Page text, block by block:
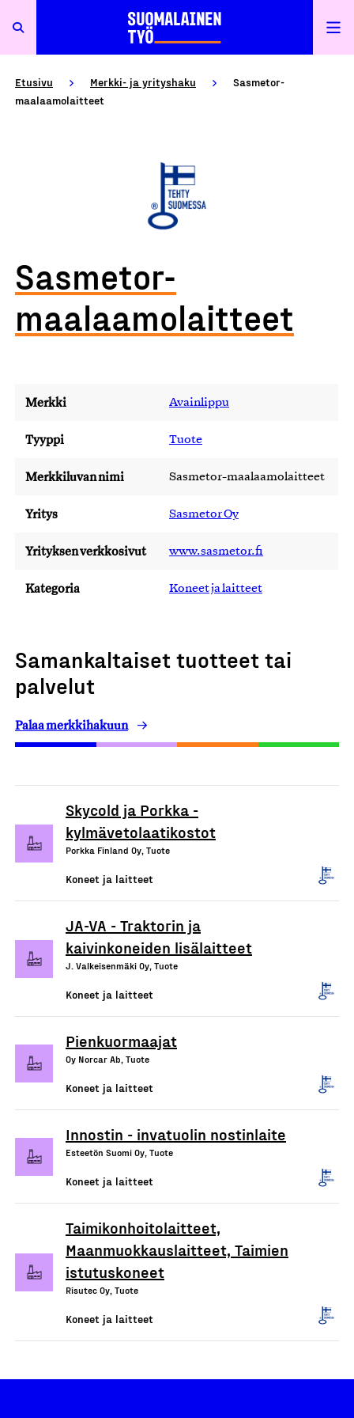
Etusivu Merkki- ja yrityshaku
Sasmetor-
maalaamolaitteet
Sasmetor-
maalaamolaitteet
Merkki Avainlippu
Tyyppi Tuote
Merkkiluvan nimi Sasmetor-maalaamolaitteet
Yritys Sasmetor Oy
Yrityksen verkkosivut www.sasmetor.fi
Kategoria Koneet ja laitteet
Samankaltaiset tuotteet tai
palvelut
Palaa merkkihakuun
Skycold ja Porkka -
kylmävetolaatikostot
Porkka Finland Oy, Tuote
Koneet ja laitteet
JA-VA - Traktorin ja
kaivinkoneiden lisälaitteet
J. Valkeisenmäki Oy, Tuote
Koneet ja laitteet
Pienkuormaajat
Oy Norcar Ab, Tuote
Koneet ja laitteet
Innostin - invatuolin nostinlaite
Esteetön Suomi Oy, Tuote
Koneet ja laitteet
Taimikonhoitolaitteet,
Maanmuokkauslaitteet, Taimien
istutuskoneet
Risutec Oy, Tuote
Koneet ja laitteet